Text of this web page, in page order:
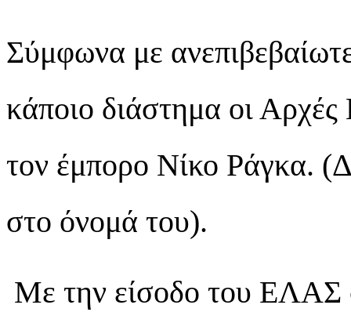
Σύμφωνα με
κάποιο διάστημα οι
τον έμπορο Νίκο Ράγκα.
στο όνομά του).
Με την είσοδο του ΕΛΑΣ